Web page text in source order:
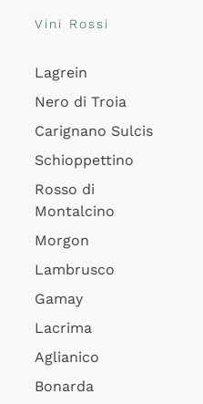
Vini Rossi
Lagrein
Nero di Troia
Carignano Sulcis
Schioppettino
Rosso di
Montalcino
Morgon
Lambrusco
Gamay
Lacrima
Aglianico
Bonarda